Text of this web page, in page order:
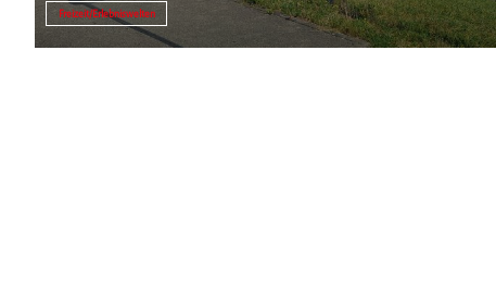
Freizeit/Erlebniswelten